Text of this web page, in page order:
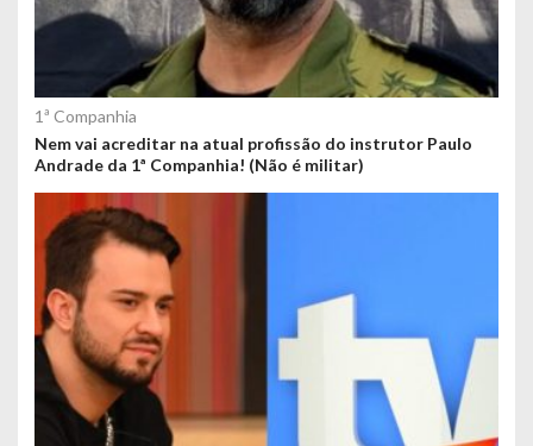
1ª Companhia
Nem vai acreditar na atual profissão do instrutor Paulo
Andrade da 1ª Companhia! (Não é militar)